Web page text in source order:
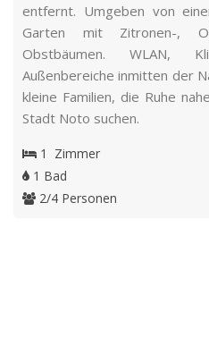
entfernt. Umgeben von
Garten mit Zitronen-,
Obstbäumen. WLAN,
Außenbereiche inmitten der
kleine Familien, die Ruhe
Stadt Noto suchen.
1 Zimmer
1 Bad
2/4 Personen